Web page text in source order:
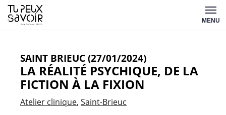
Aller
au
MENU
SAINT BRIEUC (27/01/2024)
LA RÉALITÉ PSYCHIQUE, DE LA
FICTION À LA FIXION
Atelier clinique Saint-Brieuc